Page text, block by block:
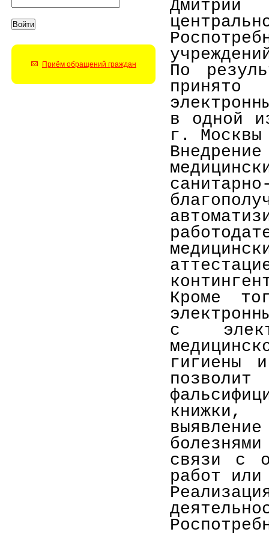
Приём обращений граждан
По
в одной
г.
Кроме
с
гигиены
книжки,
связи с
работ или